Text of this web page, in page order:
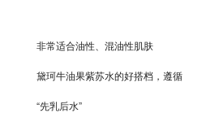
非常适合油性、混油性肌肤
黛珂牛油果紫苏水的好搭档，遵循
“先乳后水”